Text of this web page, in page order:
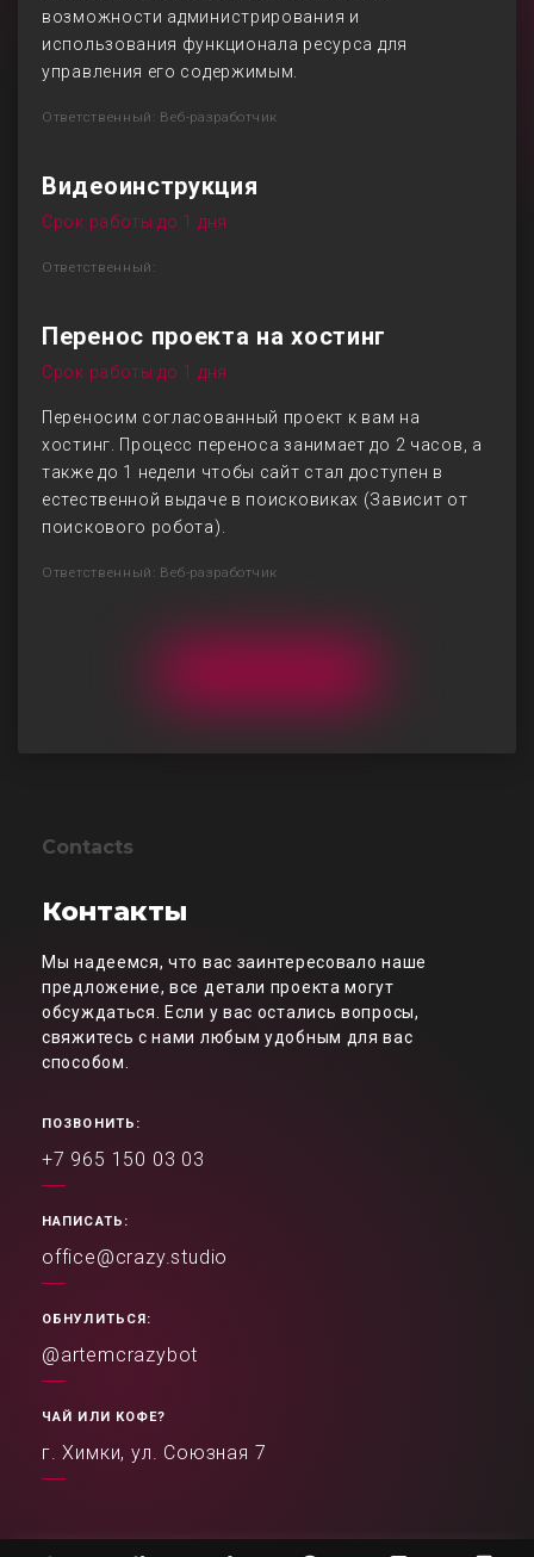
возможности администрирования и
использования функционала ресурса для
управления его содержимым.
Ответственный: Веб-разработчик
Видеоинструкция
Срок работы до 1 дня
Ответственный:
Перенос проекта на хостинг
Срок работы до 1 дня
Переносим согласованный проект к вам на
хостинг. Процесс переноса занимает до 2 часов, а
также до 1 недели чтобы сайт стал доступен в
естественной выдаче в поисковиках (Зависит от
поискового робота).
Ответственный: Веб-разработчик
Contacts
Контакты
Мы надеемся, что вас заинтересовало наше
предложение, все детали проекта могут
обсуждаться. Если у вас остались вопросы,
свяжитесь с нами любым удобным для вас
способом.
ПОЗВОНИТЬ:
+7 965 150 03 03
НАПИСАТЬ:
office@crazy.studio
ОБНУЛИТЬСЯ:
@artemcrazybot
ЧАЙ ИЛИ КОФЕ?
г. Химки, ул. Союзная 7